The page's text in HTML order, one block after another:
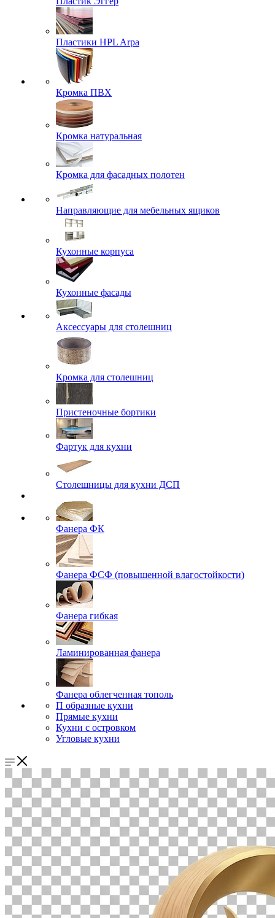
Пластики HPL Arpa
Кромка ПВХ
Кромка натуральная
Кромка для фасадных полотен
Направляющие для мебельных ящиков
Кухонные корпуса
Кухонные фасады
Аксессуары для столешниц
Кромка для столешниц
Пристеночные бортики
Фартук для кухни
Столешницы для кухни ДСП
Фанера ФК
Фанера ФСФ (повышенной влагостойкости)
Фанера гибкая
Ламинированная фанера
Фанера облегченная тополь
П образные кухни
Прямые кухни
Кухни с островком
Угловые кухни